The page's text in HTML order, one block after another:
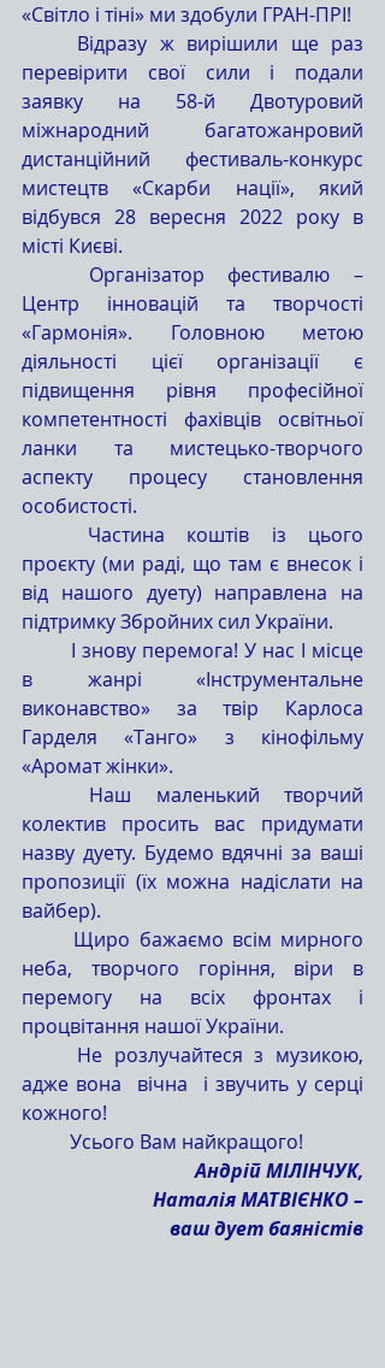
«Світло і тіні» ми здобули ГРАН-ПРІ!
перевірити свої сили і подали
заявку на 58-й Двотуровий
міжнародний багатожанровий
дистанційний фестиваль-конкурс
мистецтв «Скарби нації», який
відбувся 28 вересня 2022 року в
місті Києві.
Центр інновацій та творчості
«Гармонія». Головною метою
діяльності цієї організації є
підвищення рівня професійної
компетентності фахівців освітньої
ланки та мистецько-творчого
аспекту процесу становлення
особистості.
проєкту (ми раді, що там є внесок і
від нашого дуету) направлена на
підтримку Збройних сил України.
в жанрі «Інструментальне
виконавство» за твір Карлоса
Гарделя «Танго» з кінофільму
«Аромат жінки».
колектив просить вас придумати
назву дуету. Будемо вдячні за ваші
пропозиції (їх можна надіслати на
вайбер).
неба, творчого горіння, віри в
перемогу на всіх фронтах і
процвітання нашої України.
адже вона  вічна  і звучить у серці
кожного!
	Усього Вам найкращого!
Андрій МІЛІНЧУК,
Наталія МАТВІЄНКО –
ваш дует баяністів